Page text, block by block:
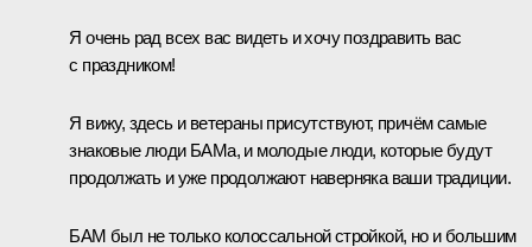
Я очень рад всех вас видеть и хочу поздравить вас
с праздником!
Я вижу, здесь и ветераны присутствуют, причём самые
знаковые люди БАМа, и молодые люди, которые будут
продолжать и уже продолжают наверняка ваши традиции.
БАМ был не только колоссальной стройкой, но и большим